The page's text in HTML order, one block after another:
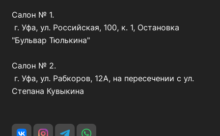
Салон № 1.
г. Уфа, ул. Российская, 100, к. 1, Остановка
"Бульвар Тюлькина"
Салон № 2.
г. Уфа, ул. Рабкоров, 12А, на пересечении с ул.
Степана Кувыкина